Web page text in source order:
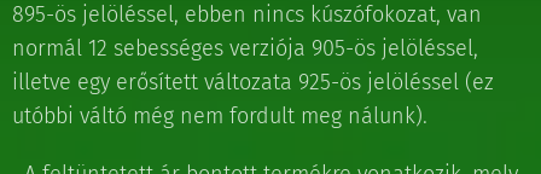
895-ös jelöléssel, ebben nincs kúszófokozat, van
normál 12 sebességes verziója 905-ös jelöléssel,
illetve egy erősített változata 925-ös jelöléssel (ez
utóbbi váltó még nem fordult meg nálunk).